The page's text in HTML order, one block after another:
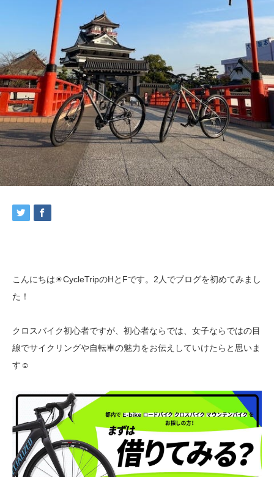
こんにちは☀CycleTripのHとFです。2人でブログを初めてみまし
た！
クロスバイク初心者ですが、初心者ならでは、女子ならではの目
線でサイクリングや自転車の魅力をお伝えしていけたらと思いま
す☺